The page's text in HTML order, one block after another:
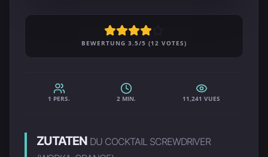
BEWERTUNG 3.5/5 (12 VOTES)
1 PERS. 2 MIN. 11,241 VUES
ZUTATEN DU COCKTAIL SCREWDRIVER